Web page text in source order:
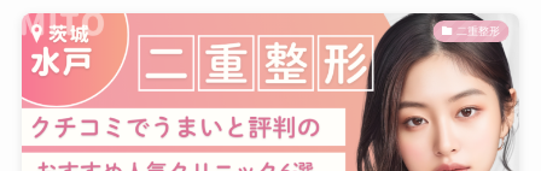
二重整形